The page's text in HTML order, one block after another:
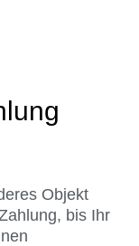
Objekt
bis Ihr